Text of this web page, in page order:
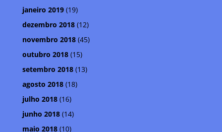
janeiro 2019(19)
dezembro 2018(12)
novembro 2018(45)
outubro 2018(15)
setembro 2018(13)
agosto 2018(18)
julho 2018(16)
junho 2018(14)
maio 2018(10)